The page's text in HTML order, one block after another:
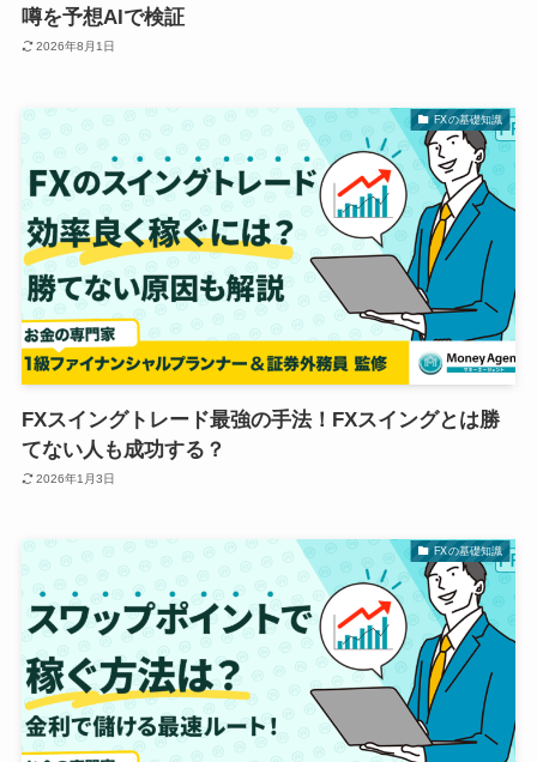
噂を予想AIで検証
2026年8月1日
FXの基礎知識
FXスイングトレード最強の手法！FXスイングとは勝
てない人も成功する？
2026年1月3日
FXの基礎知識